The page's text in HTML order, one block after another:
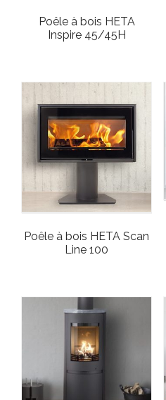
Poêle à bois HETA
Inspire 45/45H
Poêle à bois HETA Scan
Line 100